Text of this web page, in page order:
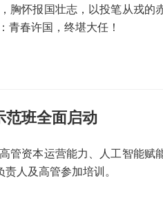
胸怀报国壮志，以投笔从戎
青春许国，终堪大任！
范班全面启动
管资本运营能力、人工智能赋
人及高管参加培训。